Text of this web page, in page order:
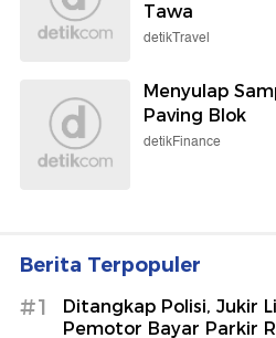
Tawa
detikTravel
Menyulap
Paving Blok
detikFinance
Berita Terpopuler
#1
Ditangkap Polisi, Jukir
Pemotor Bayar Parkir